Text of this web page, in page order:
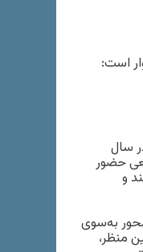
است:
سال
حضور
و
به‌سوی
منظر،